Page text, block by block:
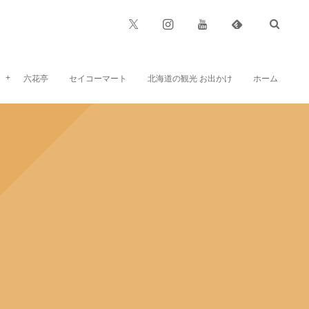
六花亭 セイコーマート 北海道の観光 お出かけ ホーム